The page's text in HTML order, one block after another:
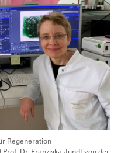
Regeneration